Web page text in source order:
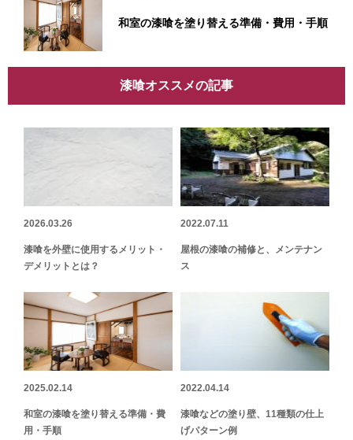
和室の漆喰を塗り替える準備・費用・手順
漆喰オススメの記事
2026.03.26
漆喰を外壁に使用するメリット・
デメリットとは？
2022.07.11
屋根の漆喰の補修と、メンテナン
ス
2025.02.14
和室の漆喰を塗り替える準備・費
用・手順
2022.04.14
漆喰などの塗り壁、11種類の仕上
げパターン例